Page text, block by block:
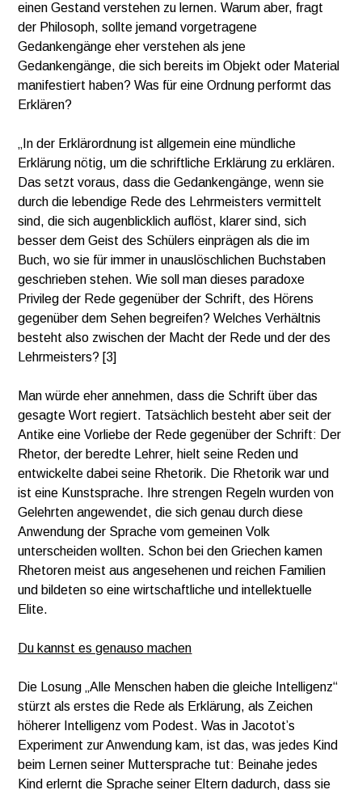
einen Gestand verstehen zu lernen. Warum aber, fragt
der Philosoph, sollte jemand vorgetragene
Gedankengänge eher verstehen als jene
Gedankengänge, die sich bereits im Objekt oder Material
manifestiert haben? Was für eine Ordnung performt das
Erklären?
„In der Erklärordnung ist allgemein eine mündliche
Erklärung nötig, um die schriftliche Erklärung zu erklären.
Das setzt voraus, dass die Gedankengänge, wenn sie
durch die lebendige Rede des Lehrmeisters vermittelt
sind, die sich augenblicklich auflöst, klarer sind, sich
besser dem Geist des Schülers einprägen als die im
Buch, wo sie für immer in unauslöschlichen Buchstaben
geschrieben stehen. Wie soll man dieses paradoxe
Privileg der Rede gegenüber der Schrift, des Hörens
gegenüber dem Sehen begreifen? Welches Verhältnis
besteht also zwischen der Macht der Rede und der des
Lehrmeisters? [3]
Man würde eher annehmen, dass die Schrift über das
gesagte Wort regiert. Tatsächlich besteht aber seit der
Antike eine Vorliebe der Rede gegenüber der Schrift: Der
Rhetor, der beredte Lehrer, hielt seine Reden und
entwickelte dabei seine Rhetorik. Die Rhetorik war und
ist eine Kunstsprache. Ihre strengen Regeln wurden von
Gelehrten angewendet, die sich genau durch diese
Anwendung der Sprache vom gemeinen Volk
unterscheiden wollten. Schon bei den Griechen kamen
Rhetoren meist aus angesehenen und reichen Familien
und bildeten so eine wirtschaftliche und intellektuelle
Elite.
Du kannst es genauso machen
Die Losung „Alle Menschen haben die gleiche Intelligenz“
stürzt als erstes die Rede als Erklärung, als Zeichen
höherer Intelligenz vom Podest. Was in Jacotot’s
Experiment zur Anwendung kam, ist das, was jedes Kind
beim Lernen seiner Muttersprache tut: Beinahe jedes
Kind erlernt die Sprache seiner Eltern dadurch, dass sie